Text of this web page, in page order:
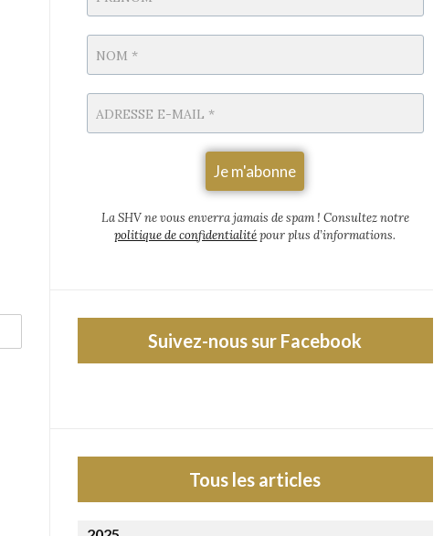
La SHV ne vous enverra jamais de spam ! Consultez notre
politique de confidentialitépour plus d’informations.
Suivez-nous sur Facebook
Tous les articles